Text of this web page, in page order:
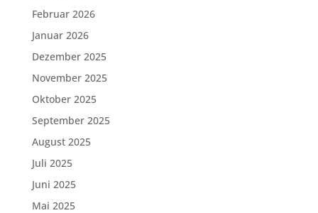
Februar 2026
Januar 2026
Dezember 2025
November 2025
Oktober 2025
September 2025
August 2025
Juli 2025
Juni 2025
Mai 2025